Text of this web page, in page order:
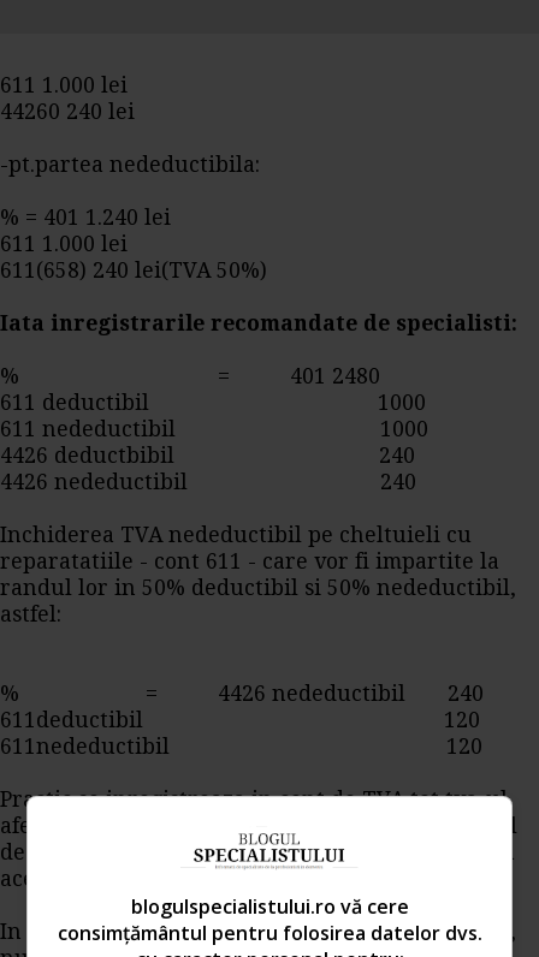
611 1.000 lei
44260 240 lei
-pt.partea nedeductibila:
% = 401 1.240 lei
611 1.000 lei
611(658) 240 lei(TVA 50%)
Iata inregistrarile recomandate de specialisti:
% = 401 2480
611 deductibil 1000
611 nedeductibil 1000
4426 deductbibil 240
4426 nedeductibil 240
Inchiderea TVA nedeductibil pe cheltuieli cu
reparatatiile - cont 611 - care vor fi impartite la
randul lor in 50% deductibil si 50% nedeductibil,
astfel:
% = 4426 nedeductibil 240
611deductibil 120
611nedeductibil 120
Practic se inregistreaza in cont de TVA tot tva-ul
aferent facturii, fiind preluat integral in jurnalul
de cumparari dar si in Declaratia 394, urmand ca
acesta sa fie apoi reluat pe costuri.
In cadrul declaratiei 394 se declara toata factura,
blogulspecialistului.ro vă cere
consimțământul pentru folosirea datelor dvs.